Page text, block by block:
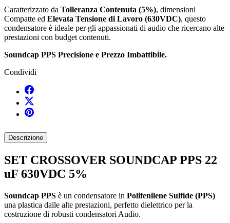
Caratterizzato da Tolleranza Contenuta (5%), dimensioni
Compatte ed Elevata Tensione di Lavoro (630VDC), questo
condensatore è ideale per gli appassionati di audio che ricercano alte
prestazioni con budget contenuti.
Soundcap PPS Precisione e Prezzo Imbattibile.
Condividi
Descrizione
SET CROSSOVER SOUNDCAP PPS 22
uF 630VDC 5%
Soundcap PPS è un condensatore in Polifenilene Sulfide (PPS)
una plastica dalle alte prestazioni, perfetto dielettrico per la
costruzione di robusti condensatori Audio.